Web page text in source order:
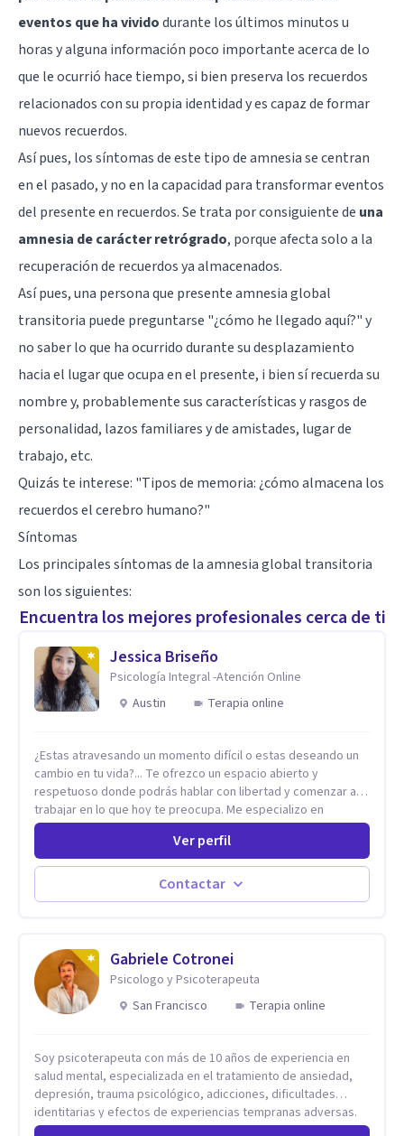
eventos que ha vividodurante los últimos minutos u
horas y alguna información poco importante acerca de lo
que le ocurrió hace tiempo, si bien preserva los recuerdos
relacionados con su propia identidad y es capaz de formar
nuevos recuerdos.
Así pues, los síntomas de este tipo de amnesia se centran
en el pasado, y no en la capacidad para transformar eventos
del presente en recuerdos. Se trata por consiguiente de una
amnesia de carácter retrógrado, porque afecta solo a la
recuperación de recuerdos ya almacenados.
Así pues, una persona que presente amnesia global
transitoria puede preguntarse "¿cómo he llegado aquí?" y
no saber lo que ha ocurrido durante su desplazamiento
hacia el lugar que ocupa en el presente, i bien sí recuerda su
nombre y, probablemente sus características y rasgos de
personalidad, lazos familiares y de amistades, lugar de
trabajo, etc.
Quizás te interese: "Tipos de memoria: ¿cómo almacena los
recuerdos el cerebro humano?"
Síntomas
Los principales síntomas de la amnesia global transitoria
son los siguientes:
Encuentra los mejores profesionales cerca de ti
Jessica Briseño
Psicología Integral -Atención Online
Austin
Terapia online
¿Estas atravesando un momento difícil o estas deseando un
cambio en tu vida?... Te ofrezco un espacio abierto y
respetuoso donde podrás hablar con libertad y comenzar a
trabajar en lo que hoy te preocupa. Me especializo en
Trastornos de Ansiedad y a lo largo de mi experiencia
profesional he acompañado a muchas Familias y Parejas con
distintas problemáticas como el manejo del estrés,
Autoestima, Gestión de la Ira, Depresión, Retos en la Crianza,
Codependencia, Celos, entre otros. Cuento con más de 12
Adolescentes y Adultos
Ver perfil
Contactar
Gabriele Cotronei
Psicologo y Psicoterapeuta
San Francisco
Terapia online
Soy psicoterapeuta con más de 10 años de experiencia en
salud mental, especializada en el tratamiento de ansiedad,
depresión, trauma psicológico, adicciones, dificultades
identitarias y efectos de experiencias tempranas adversas.
Ofrezco un espacio terapéutico seguro, confidencial y